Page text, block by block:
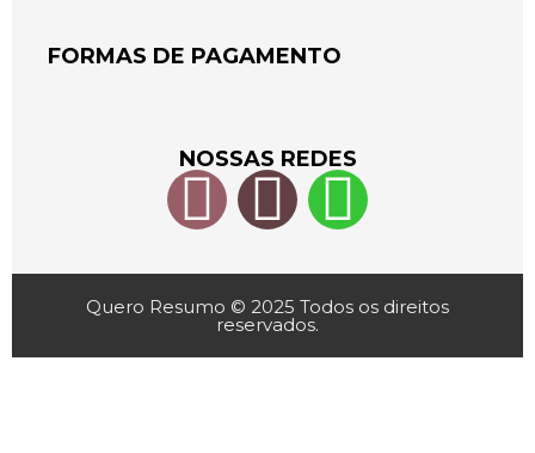
FORMAS DE PAGAMENTO
NOSSAS REDES
Quero Resumo © 2025 Todos os direitos
reservados.